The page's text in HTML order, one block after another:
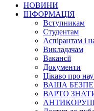
НОВИНИ
ІНФОРМАЦІЯ
Вступникам
Студентам
Аспірантам і
Викладачам
Вакансії
Документи
Цікаво про
ВАША
ВАРТО